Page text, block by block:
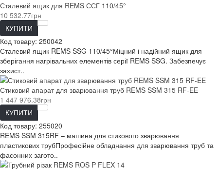
Сталевий ящик для REMS ССГ 110/45°
10 532.77грн
КУПИТИ
Код товару: 250042
Сталевий ящик REMS SSG 110/45°Міцний і надійний ящик для
зберігання нагрівальних елементів серії REMS SSG. Забезпечує
захист..
Стиковий апарат для зварювання труб REMS SSM 315 RF-EE
1 447 976.38грн
КУПИТИ
Код товару: 255020
REMS SSM 315RF – машина для стикового зварювання
пластикових трубПрофесійне обладнання для зварювання труб та
фасонних загото..